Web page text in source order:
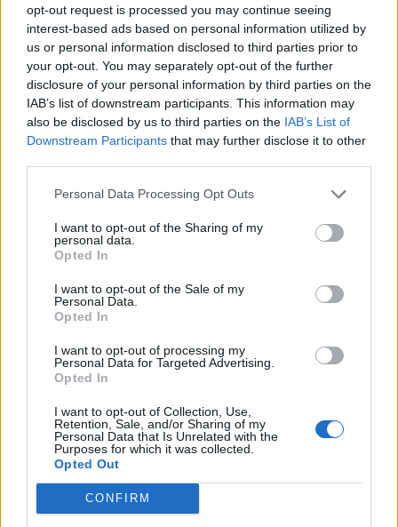
opt-out request is processed you may continue seeing
interest-based ads based on personal information utilized by
us or personal information disclosed to third parties prior to
your opt-out. You may separately opt-out of the further
disclosure of your personal information by third parties on the
IAB’s list of downstream participants. This information may
also be disclosed by us to third parties on the IAB’s List of
Downstream Participants that may further disclose it to other
Personal Data Processing Opt Outs
I want to opt-out of the Sharing of my
personal data.
Opted In
I want to opt-out of the Sale of my
Personal Data.
Opted In
I want to opt-out of processing my
Personal Data for Targeted Advertising.
Opted In
I want to opt-out of Collection, Use,
Retention, Sale, and/or Sharing of my
Personal Data that Is Unrelated with the
Purposes for which it was collected.
Opted Out
CONFIRM
22:37
Κόλπος του Άντεν: Πλήγμα των Χούθι σε τάνκερ της
Σαουδικής Αραβίας
22:30
Αδειοδωρόσημο Αυγούστου 2026: Πότε καταβάλλεται
στους οικοδόμους
ηλικιωμένη
ΣΧΕΤΙΚA AΡΘΡΑ
Αδειοδωρόσημο Αυγούστου 2026: Πότε καταβάλλεται
ΚΡΗΤΗ 22:30
Αδειοδωρόσημο Αυγούστου 2026:
Αδειοδωρόσημο Αυγούστου
2026: Πότε καταβάλλεται στους